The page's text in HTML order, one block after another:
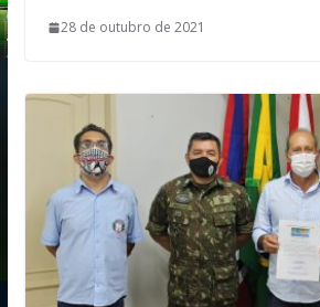
28 de outubro de 2021